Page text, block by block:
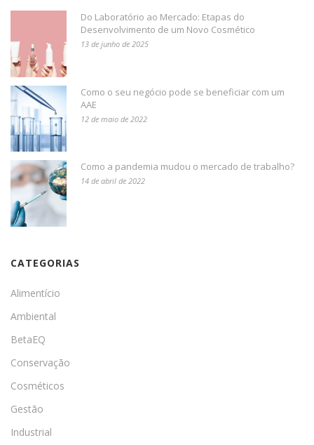
Do Laboratório ao Mercado: Etapas do
Desenvolvimento de um Novo Cosmético
13 de junho de 2025
Como o seu negócio pode se beneficiar com um
AAE
12 de maio de 2022
Como a pandemia mudou o mercado de trabalho?
14 de abril de 2022
CATEGORIAS
Alimentício
Ambiental
BetaEQ
Conservação
Cosméticos
Gestão
Industrial